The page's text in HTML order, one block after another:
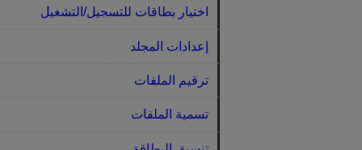
اختيار بطاقات للتسجيل/التشغيل
إعدادات المجلد
ترقيم الملفات
تسمية الملفات